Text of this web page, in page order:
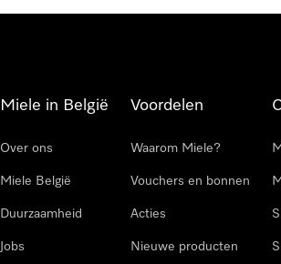
Miele in België
Over ons
Miele België
Duurzaamheid
Jobs
Voordelen
Waarom Miele?
Vouchers en bonnen
Acties
Nieuwe producten